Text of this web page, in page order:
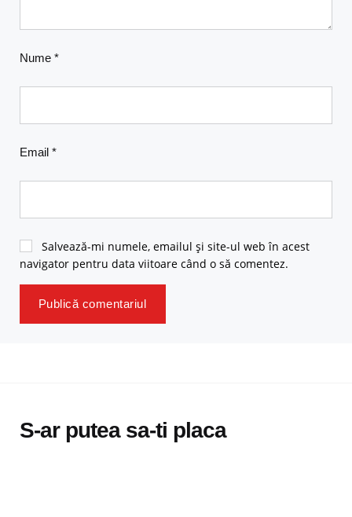
Nume *
Email *
Salvează-mi numele, emailul și site-ul web în acest
navigator pentru data viitoare când o să comentez.
S-ar putea sa-ti placa